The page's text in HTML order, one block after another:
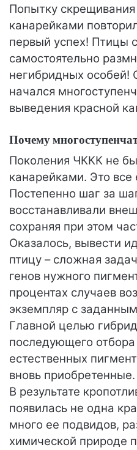
Попытку
канарейками
первый успех! Птицы
самостоятельно
негибридных особей!
начался
выведения красной
Почему
Поколения ЧККК не
канарейками. Это
Постепенно шаг за
восстанавливали
сохраняя при этом
Оказалось, вывести
птицу – сложная
генов нужного
процентах случаев
экземпляр с
Главной целью
последующего отбора
естественных
вновь приобретенные.
В результате
появилась не одна
много ее подвидов,
химической природе